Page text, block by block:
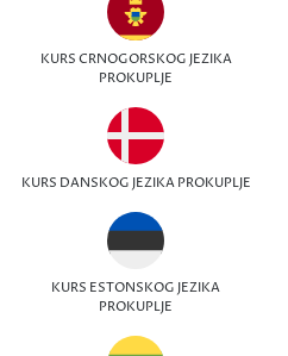
KURS CRNOGORSKOG JEZIKA
PROKUPLJE
KURS DANSKOG JEZIKA PROKUPLJE
KURS ESTONSKOG JEZIKA
PROKUPLJE